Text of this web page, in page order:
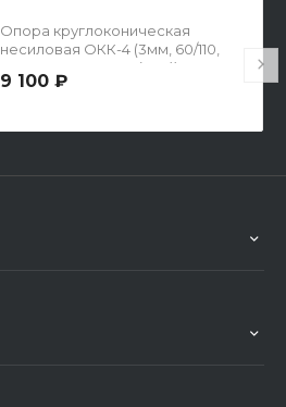
Опора круглоконическая
несиловая ОКК-4 (3мм, 60/110,
190х190х10-140-4х19(М16))
9 100 ₽